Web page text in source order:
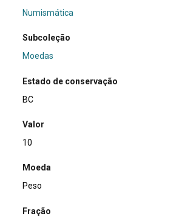
Numismática
Subcoleção
Moedas
Estado de conservação
BC
Valor
10
Moeda
Peso
Fração